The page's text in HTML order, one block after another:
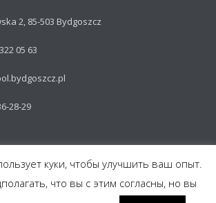
2, 85-503 Bydgoszcz
05 63
28-29
Powered by: Talem Technologies
szynowych
куки, чтобы улучшить ваш опыт.
что вы с этим согласны, но вы